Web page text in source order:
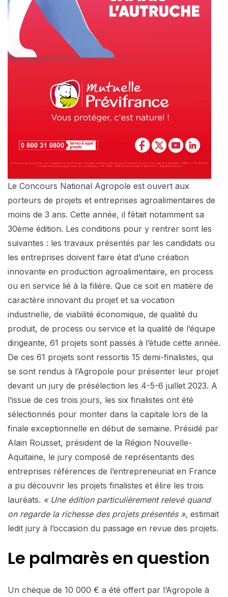
Le Concours National Agropole est ouvert aux
porteurs de projets et entreprises agroalimentaires de
moins de 3 ans. Cette année, il fêtait notamment sa
30ème édition. Les conditions pour y rentrer sont les
suivantes : les travaux présentés par les candidats ou
les entreprises doivent faire état d’une création
innovante en production agroalimentaire, en process
ou en service lié à la filière. Que ce soit en matière de
caractère innovant du projet et sa vocation
industrielle, de viabilité économique, de qualité du
produit, de process ou service et la qualité de l’équipe
dirigeante, 61 projets sont passés à l’étude cette année.
De ces 61 projets sont ressortis 15 demi-finalistes, qui
se sont rendus à l’Agropole pour présenter leur projet
devant un jury de présélection les 4-5-6 juillet 2023. A
l’issue de ces trois jours, les six finalistes ont été
sélectionnés pour monter dans la capitale lors de la
finale exceptionnelle en début de semaine. Présidé par
Alain Rousset, président de la Région Nouvelle-
Aquitaine, le jury composé de représentants des
entreprises références de l’entrepreneuriat en France
a pu découvrir les projets finalistes et élire les trois
lauréats. « Une édition particulièrement relevé quand
on regarde la richesse des projets présentés », estimait
ledit jury à l’occasion du passage en revue des projets.
Le palmarès en question
Un chèque de 10 000 € a été offert par l’Agropole à